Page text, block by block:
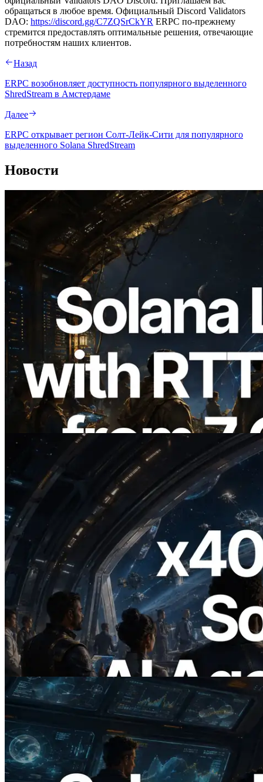
обращаться в любое время. Официальный Discord Validators
DAO: https://discord.gg/C7ZQSrCkYR ERPC по-прежнему
стремится предоставлять оптимальные решения, отвечающие
потребностям наших клиентов.
Назад
ERPC возобновляет доступность популярного выделенного
ShredStream в Амстердаме
Далее
ERPC открывает регион Солт-Лейк-Сити для популярного
выделенного Solana ShredStream
Новости
2026.08.05
ERPC расширяет Solana Leader Slot
API измерением ping из 7 глобальных
регионов — также запущен Validators
Information API
2026.07.04
ERPC запускает Solana RPC с
поддержкой x402 — Эпоха, в которой
AI-агенты платят за нужные API по
требованию
Читать статью